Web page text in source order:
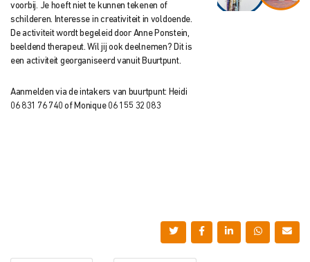
voorbij. Je hoeft niet te kunnen tekenen of
schilderen. Interesse in creativiteit in voldoende.
De activiteit wordt begeleid door Anne Ponstein,
beeldend therapeut. Wil jij ook deelnemen? Dit is
een activiteit georganiseerd vanuit Buurtpunt.
Aanmelden via de intakers van buurtpunt: Heidi
06 831 76 740 of Monique 06 155 32 083